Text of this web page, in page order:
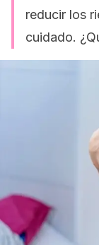
reducir los
cuidado.